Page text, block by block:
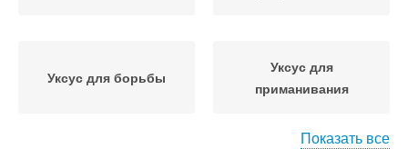
Уксус для борьбы
Уксус для
приманивания
Показать все